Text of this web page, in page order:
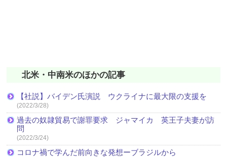
北米・中南米のほかの記事
【社説】バイデン氏演説 ウクライナに最大限の支援を
(2022/3/28)
過去の奴隷貿易で謝罪要求 ジャマイカ 英王子夫妻が訪
問
(2022/3/24)
コロナ禍で学んだ前向きな発想ーブラジルから